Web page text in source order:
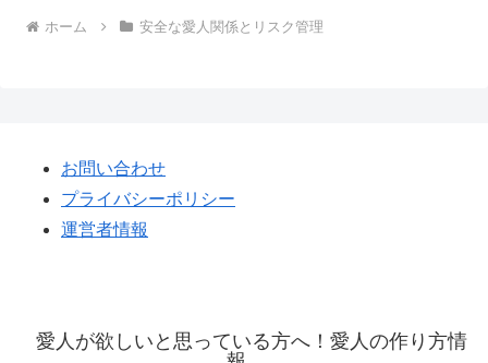
ホーム 安全な愛人関係とリスク管理
お問い合わせ
プライバシーポリシー
運営者情報
愛人が欲しいと思っている方へ！愛人の作り方情